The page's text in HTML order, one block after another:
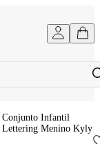
Conjunto Infantil
Lettering Menino Kyly